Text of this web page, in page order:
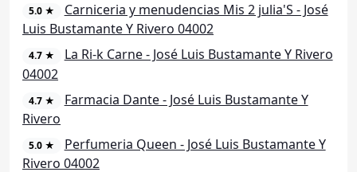
5.0 ★
Carniceria y menudencias Mis 2 julia'S - José
Luis Bustamante Y Rivero 04002
4.7 ★
La Ri-k Carne - José Luis Bustamante Y Rivero
04002
4.7 ★
Farmacia Dante - José Luis Bustamante Y
Rivero
5.0 ★
Perfumeria Queen - José Luis Bustamante Y
Rivero 04002